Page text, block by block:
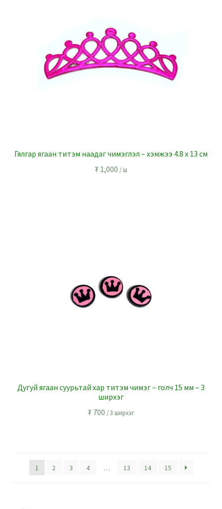
Гялгар ягаан титэм наадаг чимэглэл – хэмжээ 4.8 x 13 см
₮ 1,000 / ш
Дугуй ягаан суурьтай хар титэм чимэг – голч 15 мм – 3
ширхэг
₮ 700 / 3 ширхэг
1 2 3 4 … 13 14 15